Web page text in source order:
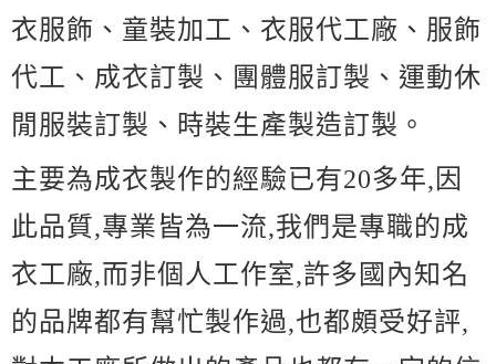
衣服飾、童裝加工、衣服代工廠、服飾
代工、成衣訂製、團體服訂製、運動休
閒服裝訂製、時裝生產製造訂製。
主要為成衣製作的經驗已有20多年,因
此品質,專業皆為一流,我們是專職的成
衣工廠,而非個人工作室,許多國內知名
的品牌都有幫忙製作過,也都頗受好評,